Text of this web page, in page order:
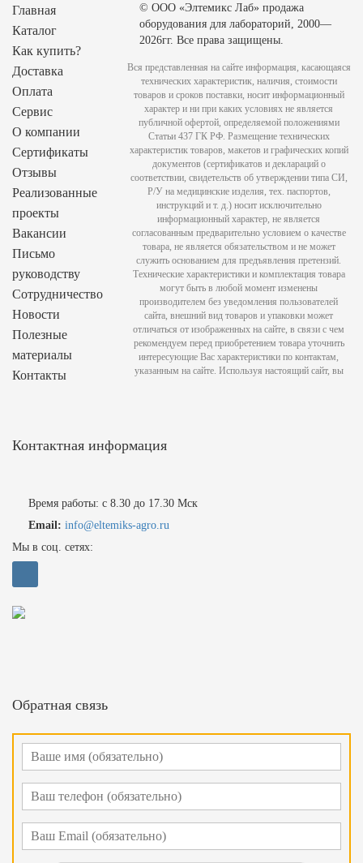
Главная
Каталог
Как купить?
Доставка
Оплата
Сервис
О компании
Сертификаты
Отзывы
Реализованные
проекты
Вакансии
Письмо
руководству
Сотрудничество
Новости
Полезные
материалы
Контакты
Контактная информация
Время работы: с 8.30 до 17.30 Мск
Email: info@eltemiks-agro.ru
Мы в соц. сетях:
Обратная связь
© ООО «Элтемикс Лаб» продажа
оборудования для лабораторий, 2000—
2026гг. Все права защищены.
Вся представленная на сайте информация, касающаяся
технических характеристик, наличия, стоимости
товаров и сроков поставки, носит информационный
характер и ни при каких условиях не является
публичной офертой, определяемой положениями
Статьи 437 ГК РФ. Размещение технических
характеристик товаров, макетов и графических копий
документов (сертификатов и деклараций о
соответствии, свидетельств об утверждении типа СИ,
Р/У на медицинские изделия, тех. паспортов,
инструкций и т. д.) носит исключительно
информационный характер, не является
согласованным предварительно условием о качестве
товара, не является обязательством и не может
служить основанием для предъявления претензий.
Технические характеристики и комплектация товара
могут быть в любой момент изменены
производителем без уведомления пользователей
сайта, внешний вид товаров и упаковки может
отличаться от изображенных на сайте, в связи с чем
рекомендуем перед приобретением товара уточнить
интересующие Вас характеристики по контактам,
указанным на сайте. Используя настоящий сайт, вы